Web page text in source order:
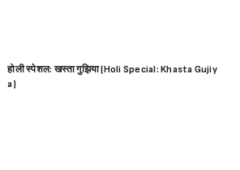
होली स्पेशल: खस्ता गुझिया (Holi Special: Khasta Gujiy
a)